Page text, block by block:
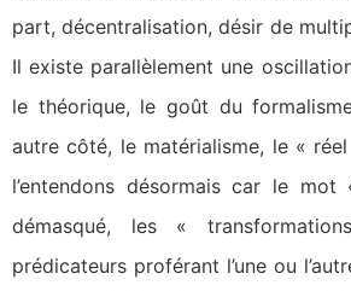
part, décentralisation, désir de
Il existe parallèlement une
le théorique, le goût du
autre côté, le matérialisme, le «
l’entendons désormais car le
démasqué, les «
prédicateurs proférant l’une ou